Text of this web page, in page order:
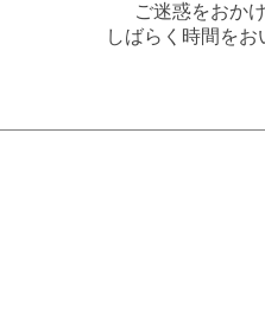
ご迷惑をおか
しばらく時間を